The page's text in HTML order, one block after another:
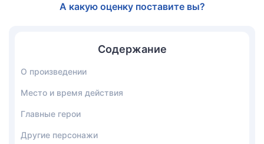
А какую оценку поставите вы?
Содержание
О произведении
Место и время действия
Главные герои
Другие персонажи